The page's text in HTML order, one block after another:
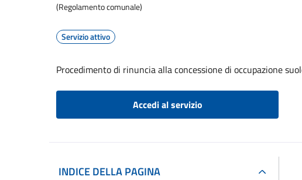
(Regolamento comunale)
Servizio attivo
Procedimento di rinuncia alla concessione di occupazione
Accedi al servizio
INDICE DELLA PAGINA